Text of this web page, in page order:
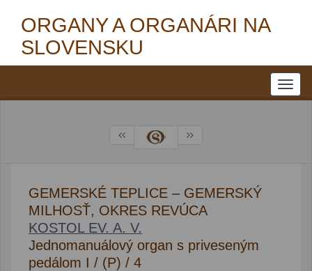
ORGANY A ORGANÁRI NA
SLOVENSKU
GEMERSKÉ TEPLICE – GEMERSKÝ
MILHOSŤ, OKRES REVÚCA
KOSTOL EV. A. V.
Jednomanuálový organ s priveseným
pedálom I / (P) / 4